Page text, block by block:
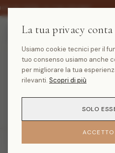
SU TUTTA LA COLLEZIONE
Prodotto
La tua privacy conta
Usiamo cookie tecnici per il
tuo consenso usiamo anche
per migliorare la tua
rilevanti. Scopri di più
SOLO